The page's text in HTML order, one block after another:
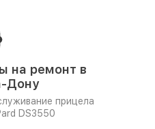
на ремонт в
Дону
прицела
DS3550